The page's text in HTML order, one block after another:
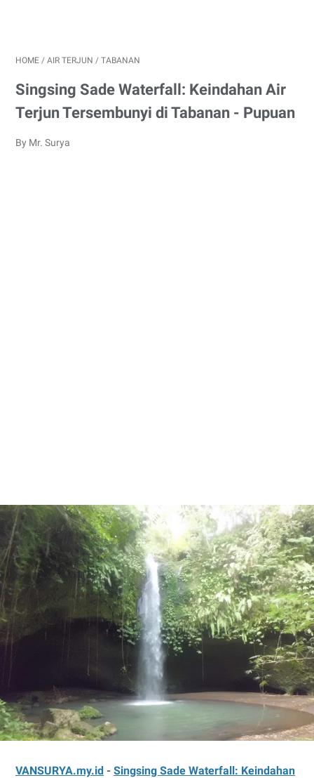
HOME / AIR TERJUN / TABANAN
Singsing Sade Waterfall: Keindahan Air
Terjun Tersembunyi di Tabanan - Pupuan
By Mr. Surya
VANSURYA.my.id - Singsing Sade Waterfall: Keindahan